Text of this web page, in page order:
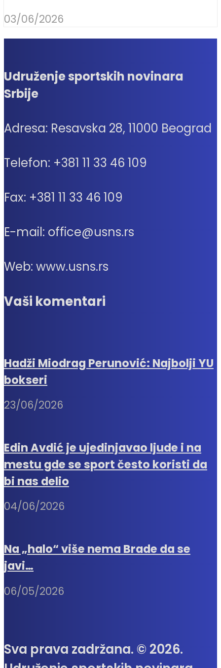
03/06/2026
Udruženje sportskih novinara
Srbije
Adresa: Resavska 28, 11000 Beograd
Telefon: +381 11 33 46 109
Fax: +381 11 33 46 109
E-mail: office@usns.rs
Web: www.usns.rs
Vaši komentari
Hadži Miodrag Perunović: Najbolji YU
bokseri
23/06/2026
Edin Avdić je ujedinjavao ljude i na
mestu gde se sport često koristi da
bi nas delio
04/06/2026
Na „halo“ više nema Brade da se
javi…
06/05/2026
Sva prava zadržana. © 2026.